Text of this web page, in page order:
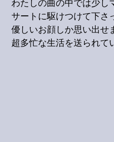
わたしの曲の中では少し
サートに駆けつけて下さ
優しいお顔しか思い出せ
超多忙な生活を送られて